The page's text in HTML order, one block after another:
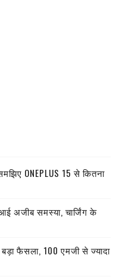
ONEPLUS 15 से कितना
अजीब समस्या, चार्जिंग के
फैसला, 100 एमजी से ज्यादा